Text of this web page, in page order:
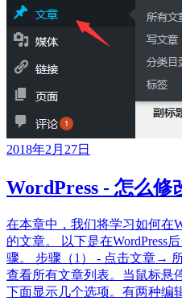
2018年2月27日
WordPress - 怎么修
在本章中，我们将学习如何在
的文章。 以下是在WordPress
骤。 步骤（1） - 点击文章→
查看所有文章列表。当鼠标悬
下面显示几个选项。有两种编